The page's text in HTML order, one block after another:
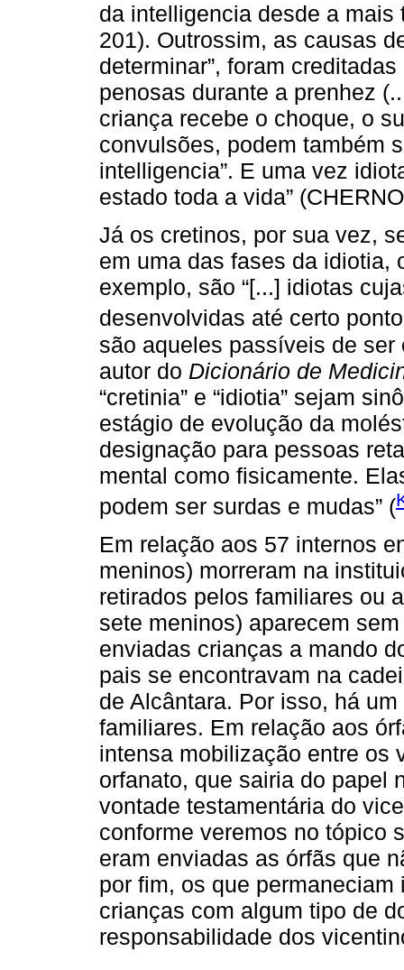
da intelligencia desde a mais
201). Outrossim, as causas
determinar”, foram
penosas durante a prenhez
criança recebe o choque, o
convulsões, podem também
intelligencia”. E uma vez
estado toda a vida”
Já os cretinos, por sua vez,
em uma das fases da idiotia,
exemplo, são “[...] idiotas
desenvolvidas até certo
são aqueles passíveis de
autor do Dicionário de
“cretinia” e “idiotia” sejam
estágio de evolução da
designação para pessoas
mental como fisicamente.
podem ser surdas e mudas” (
Em relação aos 57 internos
meninos) morreram na
retirados pelos familiares ou
sete meninos) aparecem
enviadas crianças a mando
pais se encontravam na
de Alcântara. Por isso, há
familiares. Em relação aos
intensa mobilização entre os
orfanato, que sairia do papel
vontade testamentária do
conforme veremos no tópico
eram enviadas as órfãs que
por fim, os que
crianças com algum tipo de
responsabilidade dos